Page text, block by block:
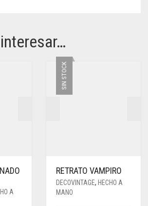
A
SIN STOCK
RETRATO VAMPIRO
DECOVINTAGE, HECHO A
MANO